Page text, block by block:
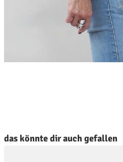
das könnte dir auch gefallen